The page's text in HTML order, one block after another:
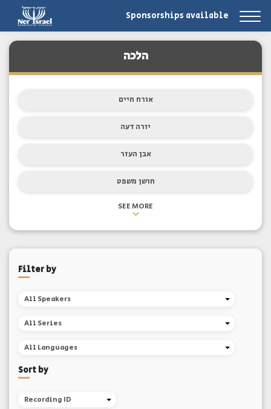
Sponsorships available
הלכה
אורח חיים
יורה דעה
אבן העזר
חושן משפט
SEE MORE
Filter by
All Speakers
All Series
All Languages
Sort by
Recording ID